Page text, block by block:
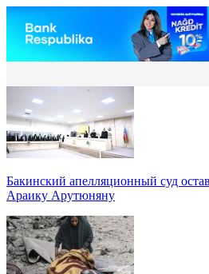
Бакинский апелляционный суд
Араику Арутюняну